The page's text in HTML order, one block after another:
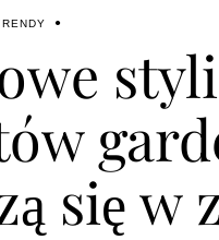
się w